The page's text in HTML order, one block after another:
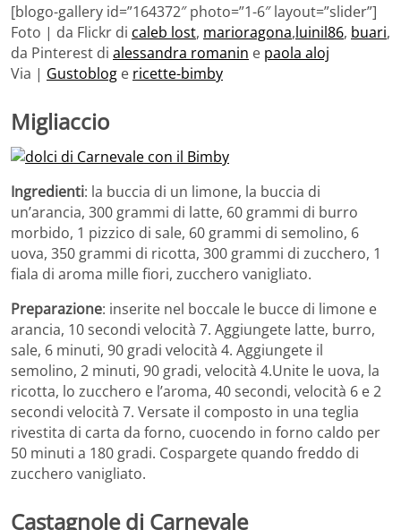
[blogo-gallery id=”164372″ photo=”1-6″ layout=”slider”]
Foto | da Flickr di caleb lost, marioragona,luinil86, buari,
da Pinterest di alessandra romanin e paola aloj
Via | Gustoblog e ricette-bimby
Migliaccio
Ingredienti: la buccia di un limone, la buccia di
un’arancia, 300 grammi di latte, 60 grammi di burro
morbido, 1 pizzico di sale, 60 grammi di semolino, 6
uova, 350 grammi di ricotta, 300 grammi di zucchero, 1
fiala di aroma mille fiori, zucchero vanigliato.
Preparazione: inserite nel boccale le bucce di limone e
arancia, 10 secondi velocità 7. Aggiungete latte, burro,
sale, 6 minuti, 90 gradi velocità 4. Aggiungete il
semolino, 2 minuti, 90 gradi, velocità 4.Unite le uova, la
ricotta, lo zucchero e l’aroma, 40 secondi, velocità 6 e 2
secondi velocità 7. Versate il composto in una teglia
rivestita di carta da forno, cuocendo in forno caldo per
50 minuti a 180 gradi. Cospargete quando freddo di
zucchero vanigliato.
Castagnole di Carnevale